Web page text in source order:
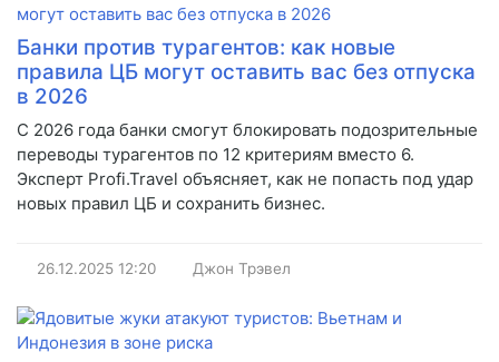
Банки против турагентов: как новые
правила ЦБ могут оставить вас без отпуска
в 2026
С 2026 года банки смогут блокировать подозрительные
переводы турагентов по 12 критериям вместо 6.
Эксперт Profi.Travel объясняет, как не попасть под удар
новых правил ЦБ и сохранить бизнес.
26.12.2025 12:20 Джон Трэвел